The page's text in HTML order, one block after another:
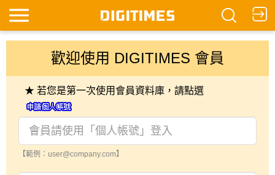
歡迎使用 DIGITIMES 會員
★ 若您是第一次使用會員資料庫，請點選
【範例：user@company.com】